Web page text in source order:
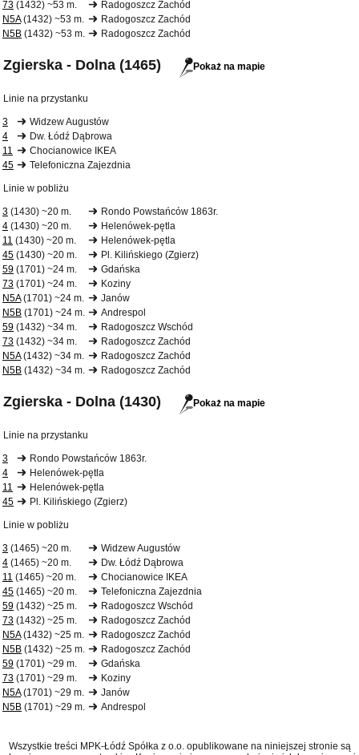
73 (1432) ~53 m.
Radogoszcz Zachód
N5A(1432) ~53 m.
Radogoszcz Zachód
N5B (1432) ~53 m. Radogoszcz Zachód
Zgierska - Dolna (1465) Pokaż na mapie
Linie na przystanku
3
Widzew Augustów
4
Dw. Łódź Dąbrowa
11
Chocianowice IKEA
45
Telefoniczna Zajezdnia
Linie w pobliżu
3 (1430) ~20 m.
Rondo Powstańców 1863r.
4 (1430) ~20 m.
Helenówek-pętla
11 (1430) ~20 m.
Helenówek-pętla
45 (1430) ~20 m.
Pl. Kilińskiego (Zgierz)
59 (1701) ~24 m.
Gdańska
73 (1701) ~24 m.
Koziny
N5A(1701) ~24 m.
Janów
N5B (1701) ~24 m.
Andrespol
59 (1432) ~34 m.
Radogoszcz Wschód
73 (1432) ~34 m.
Radogoszcz Zachód
N5A(1432) ~34 m.
Radogoszcz Zachód
N5B (1432) ~34 m. Radogoszcz Zachód
Zgierska - Dolna (1430) Pokaż na mapie
Linie na przystanku
3
Rondo Powstańców 1863r.
4
Helenówek-pętla
11
Helenówek-pętla
45
Pl. Kilińskiego (Zgierz)
Linie w pobliżu
3 (1465) ~20 m.
Widzew Augustów
4 (1465) ~20 m.
Dw. Łódź Dąbrowa
11 (1465) ~20 m.
Chocianowice IKEA
45 (1465) ~20 m.
Telefoniczna Zajezdnia
59 (1432) ~25 m.
Radogoszcz Wschód
73 (1432) ~25 m.
Radogoszcz Zachód
N5A(1432) ~25 m.
Radogoszcz Zachód
N5B (1432) ~25 m.
Radogoszcz Zachód
59 (1701) ~29 m.
Gdańska
73 (1701) ~29 m.
Koziny
N5A(1701) ~29 m.
Janów
N5B (1701) ~29 m. Andrespol
Wszystkie treści MPK-Łódź Spółka z o.o. opublikowane na niniejszej stronie są